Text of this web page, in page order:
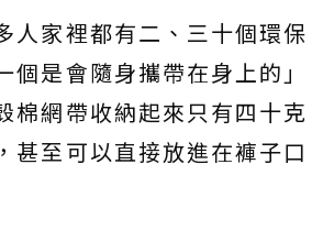
人家裡都有二、三十個環保
個是會隨身攜帶在身上的」
棉網帶收納起來只有四十克
甚至可以直接放進在褲子口